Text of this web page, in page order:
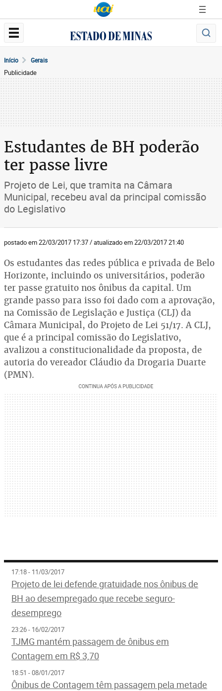
Início Gerais
Publicidade
Estudantes de BH poderão
ter passe livre
Projeto de Lei, que tramita na Câmara
Municipal, recebeu aval da principal comissão
do Legislativo
postado em 22/03/2017 17:37 / atualizado em 22/03/2017 21:40
Os estudantes das redes pública e privada de Belo
Horizonte, incluindo os universitários, poderão
ter passe gratuito nos ônibus da capital. Um
grande passo para isso foi dado com a aprovação,
na Comissão de Legislação e Justiça (CLJ) da
Câmara Municipal, do Projeto de Lei 51/17. A CLJ,
que é a principal comissão do Legislativo,
avalizou a constitucionalidade da proposta, de
autoria do vereador Cláudio da Drogaria Duarte
(PMN).
17:18 - 11/03/2017
Projeto de lei defende gratuidade nos ônibus de
BH ao desempregado que recebe seguro-
desemprego
23:26 - 16/02/2017
TJMG mantém passagem de ônibus em
Contagem em R$ 3,70
18:51 - 08/01/2017
Ônibus de Contagem têm passagem pela metade